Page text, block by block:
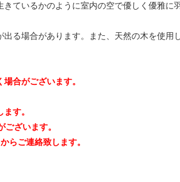
ているかのように室内の空で優しく優雅に
る場合があります。また、天然の木を使用
合がございます。
す。
ざいます。
らご連絡致します。